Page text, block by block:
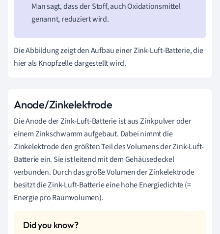
Man sagt, dass der Stoff, auch Oxidationsmittel
genannt, reduziert wird.
Die Abbildung zeigt den Aufbau einer Zink-Luft-Batterie, die
hier als Knopfzelle dargestellt wird.
Anode/Zinkelektrode
Die Anode der Zink-Luft-Batterie ist aus Zinkpulver oder
einem Zinkschwamm aufgebaut. Dabei nimmt die
Zinkelektrode den größten Teil des Volumens der Zink-Luft-
Batterie ein. Sie ist leitend mit dem Gehäusedeckel
verbunden. Durch das große Volumen der Zinkelektrode
besitzt die Zink-Luft-Batterie eine hohe Energiedichte (=
Energie pro Raumvolumen).